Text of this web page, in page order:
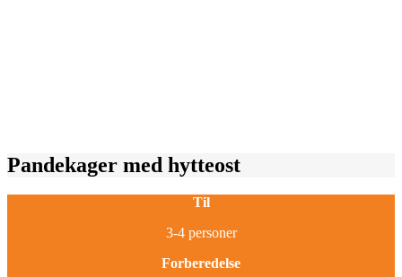
Pandekager med hytteost
Til
3-4 personer
Forberedelse